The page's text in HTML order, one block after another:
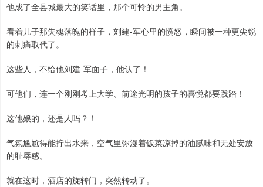
他成了全县城最大的笑话里，那个可怜的男主角。
看着儿子那失魂落魄的样子，刘建-军心里的愤怒，瞬间被一种更尖锐
的刺痛取代了。
这些人，不给他刘建-军面子，他认了！
可他们，连一个刚刚考上大学、前途光明的孩子的喜悦都要践踏！
这他娘的，还是人吗？！
气氛尴尬得能拧出水来，空气里弥漫着饭菜凉掉的油腻味和无处安放
的耻辱感。
就在这时，酒店的旋转门，突然转动了。